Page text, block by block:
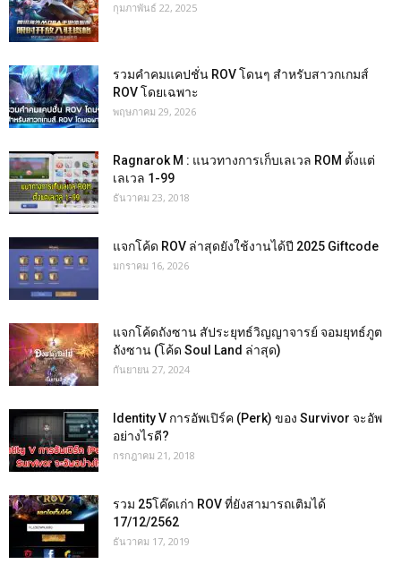
กุมภาพันธ์ 22, 2025
รวมคำคมแคปชั่น ROV โดนๆ สำหรับสาวกเกมส์
ROV โดยเฉพาะ
พฤษภาคม 29, 2026
Ragnarok M : แนวทางการเก็บเลเวล ROM ตั้งแต่
เลเวล 1-99
ธันวาคม 23, 2018
แจกโค้ด ROV ล่าสุดยังใช้งานได้ปี 2025 Giftcode
มกราคม 16, 2026
แจกโค้ดถังซาน สัประยุทธ์วิญญาจารย์ จอมยุทธ์ภูต
ถังซาน (โค้ด Soul Land ล่าสุด)
กันยายน 27, 2024
Identity V การอัพเปิร์ค (Perk) ของ Survivor จะอัพ
อย่างไรดี?
กรกฎาคม 21, 2018
รวม 25โค๊ดเก่า ROV ที่ยังสามารถเติมได้
17/12/2562
ธันวาคม 17, 2019